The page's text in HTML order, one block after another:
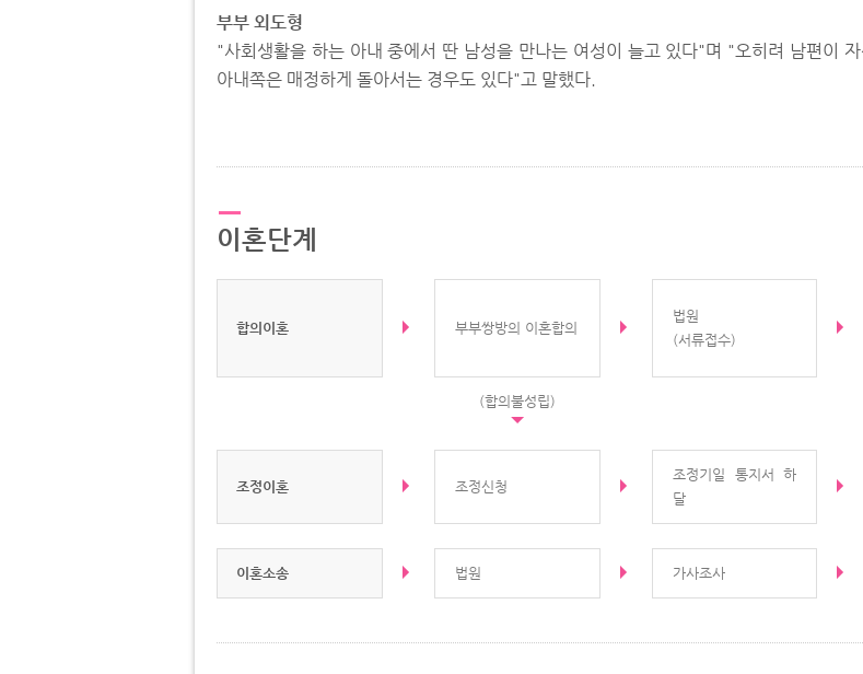
부부 외도형
"사회생활을 하는 아내 중에서 딴 남성을 만나는 여성이 늘고 있다"며 "오히려 남편이
아내쪽은 매정하게 돌아서는 경우도 있다"고 말했다.
이혼단계
합의이혼 부부쌍방의 이혼합의
법원
(서류접수)
(합의불성립)
조정이혼 조정신청
조정기일 통지서 하
달
이혼소송 법원 가사조사